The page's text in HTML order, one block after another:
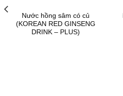
Nước hồng sâm có củ
(KOREAN RED GINSENG
DRINK – PLUS)